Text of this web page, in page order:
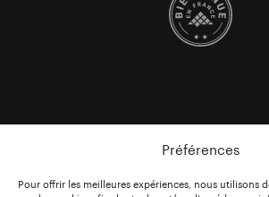
Préférences
Pour offrir les meilleures expériences, nous utilisons